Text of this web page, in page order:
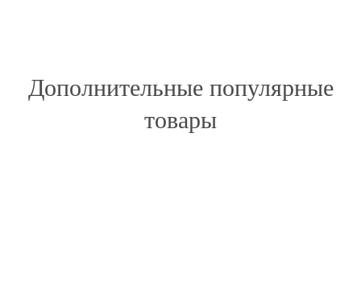
Дополнительные популярные
товары